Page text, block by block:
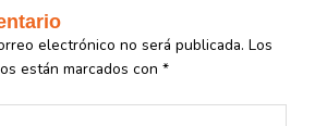
electrónico no será publicada. Los
están marcados con *